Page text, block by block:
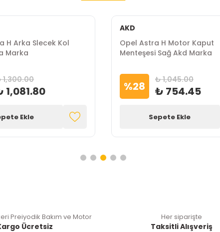
H Arka Slecek Kol
Marka
1,300.00
1,081.80
Ekle
AKD
Opel Astra H Motor Kaput
Menteşesi Sağ Akd Marka
%28 ₺ 1,045.00
₺ 754.45
Sepete Ekle
Preiyodik Bakım ve Motor
Ücretsiz
Her siparişte
Taksitli Alışveriş